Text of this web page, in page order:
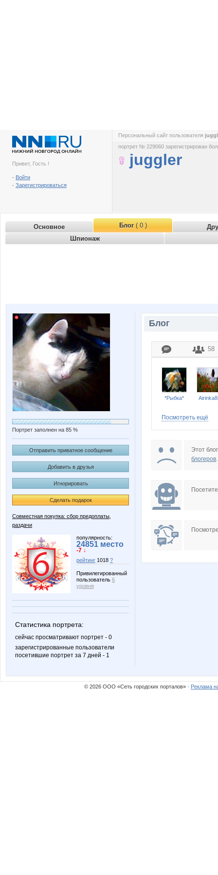
Привет, Гость !
- Войти
- Зарегистрироваться
Персональный сайт пользователя
портрет № 229060 зарегистрирован
juggler
Основное Блог( 0 )
Шпионаж
Портрет заполнен на 85 %
Отправить приватное сообщение
Добавить в друзья
Игнорировать
Сделать подарок
Совместная покупка: сбор предоплаты,
раздачи
популярность:
24851 место
-7 ↓
рейтинг 1018 ?
Привилегированный
пользователь 6
уровня
Статистика портрета:
сейчас просматривают портрет - 0
зарегистрированные пользователи
посетившие портрет за 7 дней - 1
Блог
58
*Рыбка*
elen76 facel
Посмотреть ещё
Этот
блогеров.
© 2026 ООО «Сеть городских порталов» · Реклама